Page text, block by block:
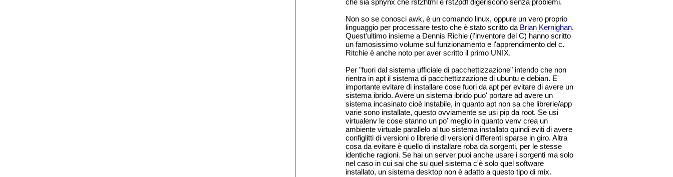
che sia sphynx che rst2html e rst2pdf digeriscono senza problemi.
Non so se conosci awk, è un comando linux, oppure un vero proprio
linguaggio per processare testo che è stato scritto da Brian Kernighan.
Quest'ultimo insieme a Dennis Richie (l'inventore del C) hanno scritto
un famosissimo volume sul funzionamento e l'apprendimento del c.
Ritchie è anche noto per aver scritto il primo UNIX.
Per "fuori dal sistema ufficiale di pacchettizzazione" intendo che non
rientra in apt il sistema di pacchettizzazione di ubuntu e debian. E'
importante evitare di installare cose fuori da apt per evitare di avere un
sistema ibrido. Avere un sistema ibrido puo' portare ad avere un
sistema incasinato cioè instabile, in quanto apt non sa che librerie/app
varie sono installate, questo ovviamente se usi pip da root. Se usi
virtualenv le cose stanno un po' meglio in quanto venv crea un
ambiente virtuale parallelo al tuo sistema installato quindi eviti di avere
configlitti di versioni o librerie di versioni differenti sparse in giro. Altra
cosa da evitare è quello di installare roba da sorgenti, per le stesse
identiche ragioni. Se hai un server puoi anche usare i sorgenti ma solo
nel caso in cui sai che su quel sistema c'è solo quel software
installato, un sistema desktop non è adatto a questo tipo di mix.